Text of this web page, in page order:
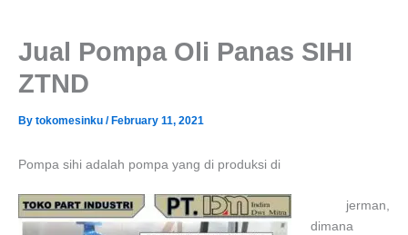
Jual Pompa Oli Panas SIHI
ZTND
By tokomesinku / February 11, 2021
Pompa sihi adalah pompa yang di produksi di
jerman,
dimana